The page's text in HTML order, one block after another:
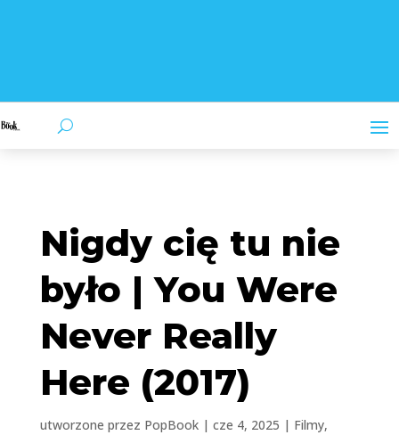
Nigdy cię tu nie
było | You Were
Never Really
Here (2017)
utworzone przez PopBook| cze 4, 2025 | Filmy,